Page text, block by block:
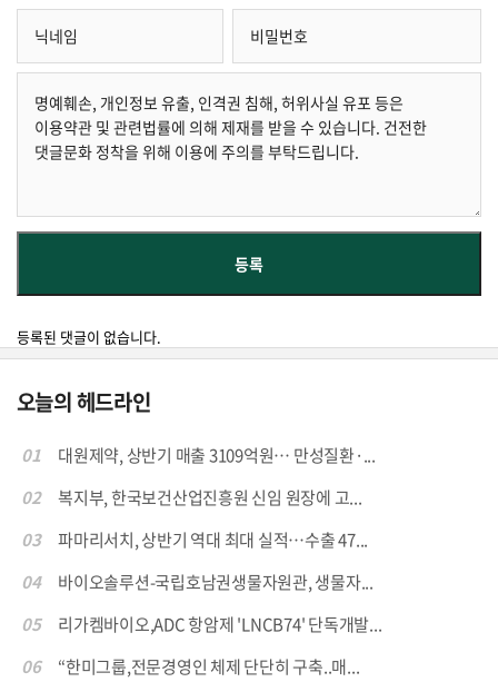
등록된 댓글이 없습니다.
오늘의 헤드라인
01
대원제약, 상반기 매출 3109억원… 만성질환·...
02
복지부, 한국보건산업진흥원 신임 원장에 고...
03
파마리서치, 상반기 역대 최대 실적…수출 47...
04
바이오솔루션-국립호남권생물자원관, 생물자...
05
리가켐바이오,ADC 항암제 'LNCB74' 단독개발...
06
“한미그룹,전문경영인 체제 단단히 구축..매...